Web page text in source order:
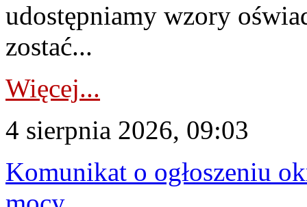
udostępniamy wzory
zostać...
Więcej...
4 sierpnia 2026, 09:03
Komunikat o ogłoszeniu